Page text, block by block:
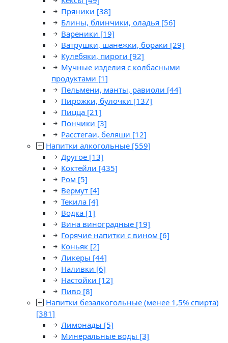
Пряники [38]
Блины, блинчики, оладья [56]
Вареники [19]
Ватрушки, шанежки, бораки [29]
Кулебяки, пироги [92]
Мучные изделия с колбасными
продуктами [1]
Пельмени, манты, равиоли [44]
Пирожки, булочки [137]
Пицца [21]
Пончики [3]
Расстегаи, беляши [12]
Напитки алкогольные [559]
Другое [13]
Коктейли [435]
Ром [5]
Вермут [4]
Текила [4]
Водка [1]
Вина виноградные [19]
Горячие напитки с вином [6]
Коньяк [2]
Ликеры [44]
Наливки [6]
Настойки [12]
Пиво [8]
Напитки безалкогольные (менее 1,5% спирта)
[381]
Лимонады [5]
Минеральные воды [3]